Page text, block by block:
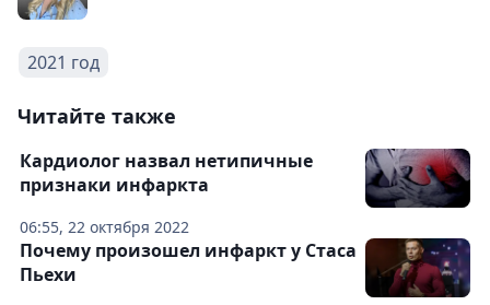
2021 год
Читайте также
06:55, 22 октября 2022
Кардиолог назвал нетипичные
признаки инфаркта
Почему произошел инфаркт у Стаса
Пьехи